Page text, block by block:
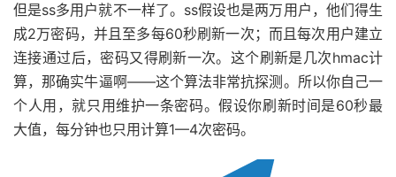
但是ss多用户就不一样了。ss假设也是两万用户，他们得生
成2万密码，并且至多每60秒刷新一次；而且每次用户建立
连接通过后，密码又得刷新一次。这个刷新是几次hmac计
算，那确实牛逼啊——这个算法非常抗探测。所以你自己一
个人用，就只用维护一条密码。假设你刷新时间是60秒最
大值，每分钟也只用计算1—4次密码。